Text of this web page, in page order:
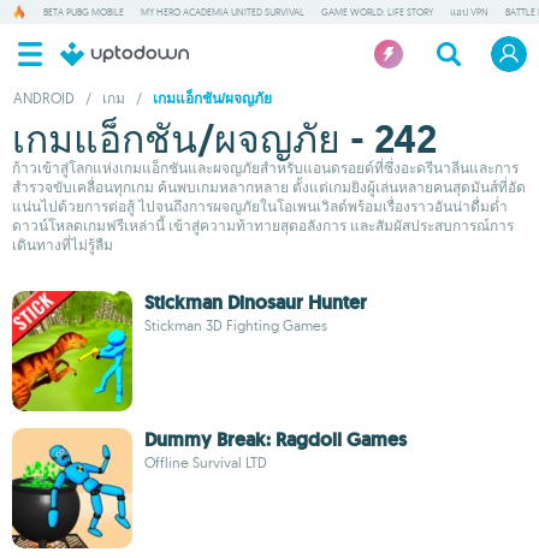
BETA PUBG MOBILE MY HERO ACADEMIA UNITED SURVIVAL GAME WORLD: LIFE STORY แอป VPN BATTLE
ANDROID / เกม / เกมแอ็กชัน/ผจญภัย
เกมแอ็กชัน/ผจญภัย - 242
ก้าวเข้าสู่โลกแห่งเกมแอ็กชันและผจญภัยสำหรับแอนดรอยด์ที่ซึ่งอะดรีนาลีนและการ
สำรวจขับเคลื่อนทุกเกม ค้นพบเกมหลากหลาย ตั้งแต่เกมยิงผู้เล่นหลายคนสุดมันส์ที่อัด
แน่นไปด้วยการต่อสู้ ไปจนถึงการผจญภัยในโอเพนเวิลด์พร้อมเรื่องราวอันน่าดื่มด่ำ
ดาวน์โหลดเกมฟรีเหล่านี้ เข้าสู่ความท้าทายสุดอลังการ และสัมผัสประสบการณ์การ
เดินทางที่ไม่รู้ลืม
Stickman Dinosaur Hunter
Stickman 3D Fighting Games
Dummy Break: Ragdoll Games
Offline Survival LTD